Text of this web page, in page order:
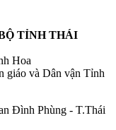
TỈNH THÁI
Hoa
giáo và Dân vận Tỉnh
Đình Phùng - T.Thái